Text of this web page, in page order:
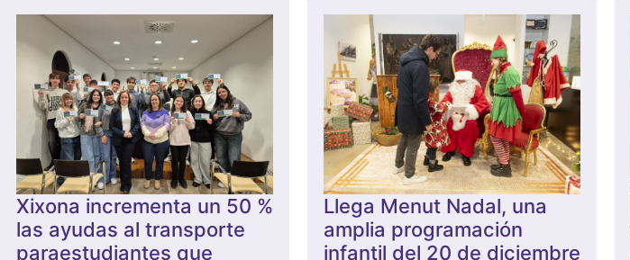
Xixona incrementa un 50 %
las ayudas al transporte
paraestudiantes que
Llega Menut Nadal, una
amplia programación
infantil del 20 de diciembre